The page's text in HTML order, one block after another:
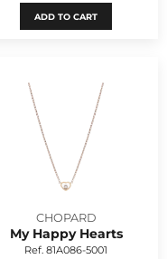
ADD TO CART
CHOPARD
My Happy Hearts
Ref. 81A086-5001